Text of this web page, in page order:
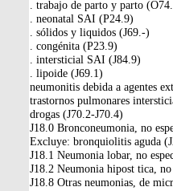
. trabajo de parto y parto
. neonatal SAI (P24.9)
. sólidos y liquidos (J69.-)
. congénita (P23.9)
. intersticial SAI (J84.9)
. lipoide (J69.1)
neumonitis debida a agentes
trastornos pulmonares
drogas (J70.2-J70.4)
J18.0 Bronconeumonia, no
Excluye: bronquiolitis aguda
J18.1 Neumonia lobar, no
J18.2 Neumonia hipost tica,
J18.8 Otras neumonias, de